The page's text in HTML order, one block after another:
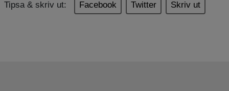
Tipsa & skriv ut: Facebook Twitter Skriv ut